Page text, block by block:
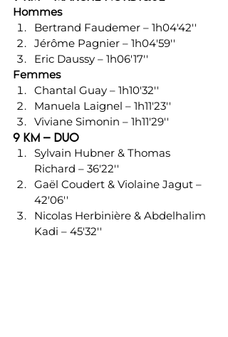
Hommes
Bertrand Faudemer – 1h04'42''
Jérôme Pagnier – 1h04'59''
Eric Daussy – 1h06'17''
Femmes
Chantal Guay – 1h10'32''
Manuela Laignel – 1h11'23''
Viviane Simonin – 1h11'29''
9 km – Duo
Sylvain Hubner & Thomas
Richard – 36'22''
Gaël Coudert & Violaine Jagut –
42'06''
Nicolas Herbinière & Abdelhalim
Kadi – 45'32''